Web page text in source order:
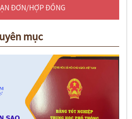
ĐƠN/HỢP ĐỒNG
mục